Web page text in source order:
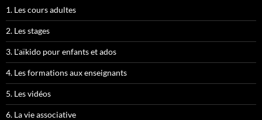
1. Les cours adultes
2. Les stages
3. L'aïkido pour enfants et ados
4. Les formations aux enseignants
5. Les vidéos
6. La vie associative